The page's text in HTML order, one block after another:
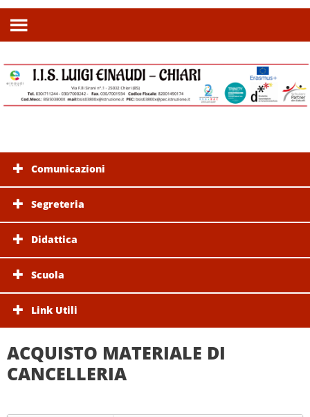
Comunicazioni
Segreteria
Didattica
Scuola
Link Utili
ACQUISTO MATERIALE DI
CANCELLERIA